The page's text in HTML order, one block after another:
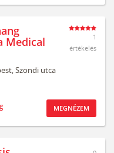
Medical
Szondi utca
1
értékelés
MEGNÉZEM